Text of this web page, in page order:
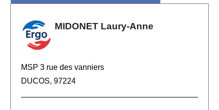
MIDONET Laury-Anne
MSP 3 rue des vanniers
DUCOS, 97224